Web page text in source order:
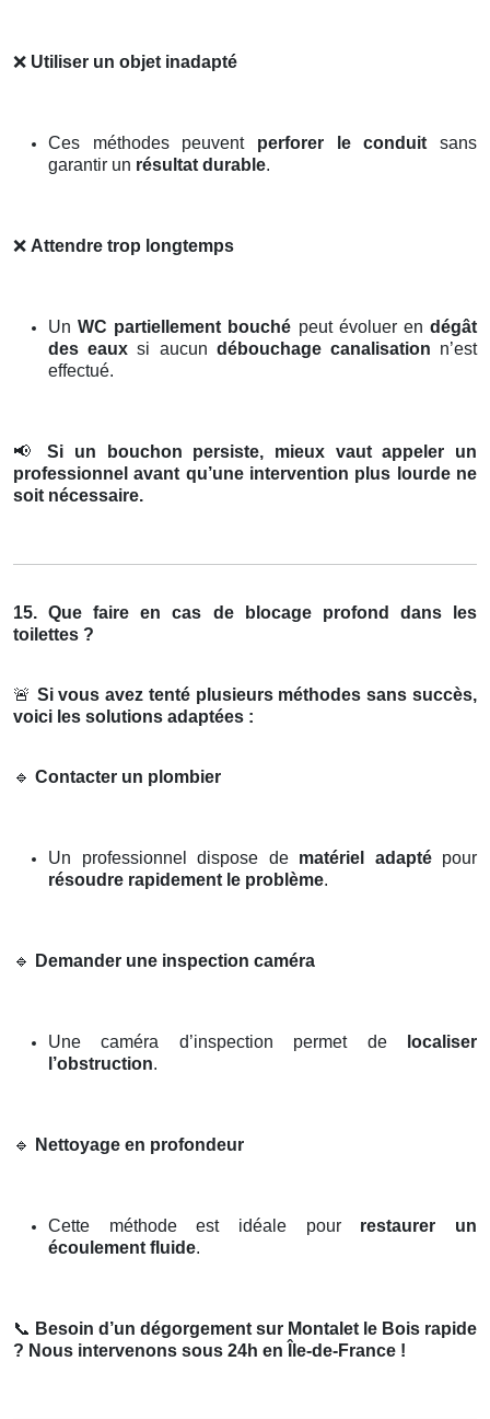
❌ Utiliser un objet inadapté
Ces méthodes peuvent perforer le conduit sans
garantir un résultat durable.
❌ Attendre trop longtemps
UnWC partiellement bouché peut évoluer endégât
des eaux si aucun débouchage canalisation n’est
effectué.
📢
Si un bouchon persiste, mieux vaut appeler un
professionnel avant qu’une intervention plus lourde ne
soit nécessaire.
15. Que faire en cas de blocage profond dans les
toilettes ?
🚨 Si vous avez tenté plusieurs méthodes sans succès,
voici les solutions adaptées :
🔹 Contacter un plombier
Un professionnel dispose de matériel adaptépour
résoudre rapidement le problème.
🔹 Demander une inspection caméra
Une caméra d’inspection permet de
localiser
l’obstruction.
🔹 Nettoyage en profondeur
Cette méthode est idéale pour restaurer un
écoulement fluide.
📞 Besoin d’un dégorgement sur Montalet le Bois rapide
? Nous intervenons sous 24h en Île-de-France !